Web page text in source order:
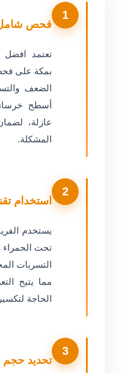
فحص شامل
تعتمد افضل
بمكة على
الضعف
أسطح
عازلة،
المشكلة.
استخدام
يستخدم
تحت الحمراء
التسربات
مما يتيح
الحاجة
تحديد حجم